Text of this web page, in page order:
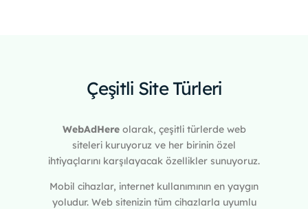
Çeşitli Site Türleri
WebAdHereolarak, çeşitli türlerde web
siteleri kuruyoruz ve her birinin özel
ihtiyaçlarını karşılayacak özellikler sunuyoruz.
Mobil cihazlar, internet kullanımının en yaygın
yoludur. Web sitenizin tüm cihazlarla uyumlu